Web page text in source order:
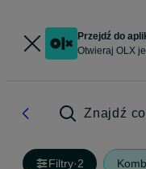
Przejdź do
Otwieraj OLX
Znajdź
Filtry·2